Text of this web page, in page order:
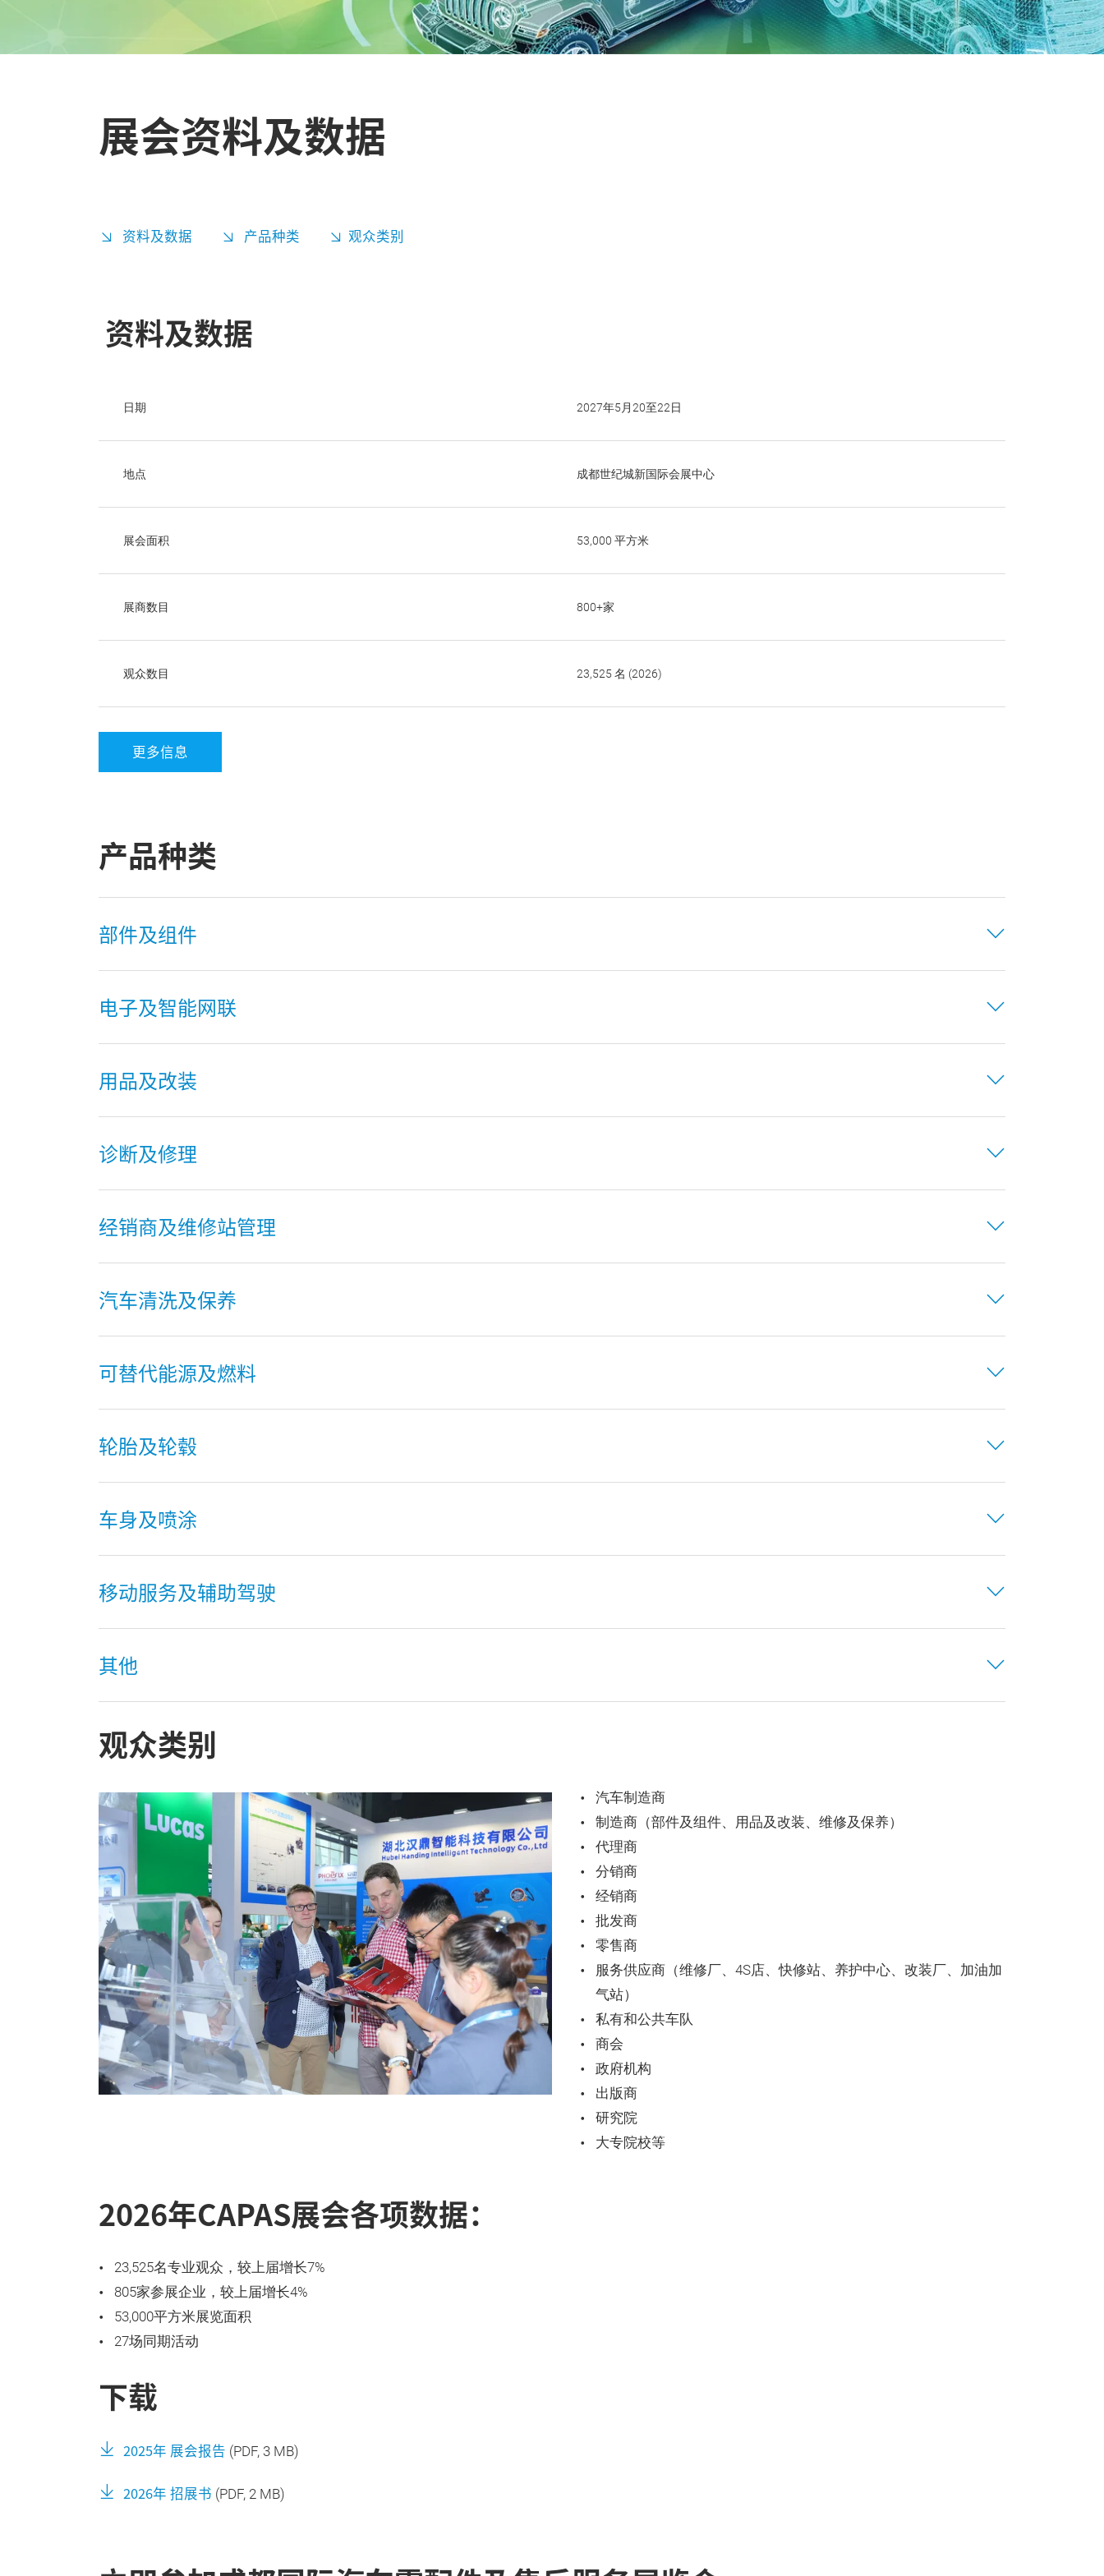
展会资料及数据
资料及数据 产品种类 观众类别
资料及数据
日期 2027年5月20至22日
地点 成都世纪城新国际会展中心
展会面积 53,000 平方米
展商数目 800+家
观众数目 23,525 名 (2026)
更多信息
产品种类
部件及组件
电子及智能网联
用品及改装
诊断及修理
经销商及维修站管理
汽车清洗及保养
可替代能源及燃料
轮胎及轮毂
车身及喷涂
移动服务及辅助驾驶
其他
观众类别
汽车制造商
制造商（部件及组件、用品及改装、维修及保养）
代理商
分销商
经销商
批发商
零售商
服务供应商（维修厂、4S店、快修站、养护中心、改装厂、加油加
气站）
私有和公共车队
商会
政府机构
出版商
研究院
大专院校等
2026年CAPAS展会各项数据：
23,525名专业观众，较上届增长7%
805家参展企业，较上届增长4%
53,000平方米展览面积
27场同期活动
下载
2025年 展会报告 (PDF, 3 MB)
2026年 招展书 (PDF, 2 MB)